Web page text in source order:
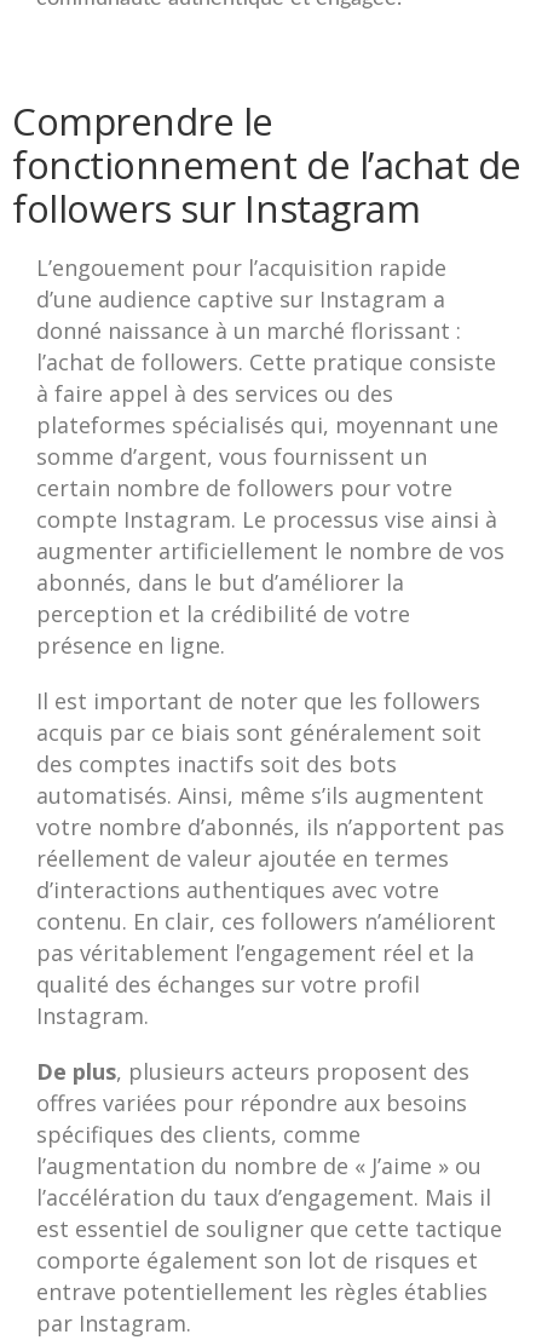
Comprendre le
fonctionnement de l’achat de
followers sur Instagram
L’engouement pour l’acquisition rapide
d’une audience captive sur Instagram a
donné naissance à un marché florissant :
l’achat de followers. Cette pratique consiste
à faire appel à des services ou des
plateformes spécialisés qui, moyennant une
somme d’argent, vous fournissent un
certain nombre de followers pour votre
compte Instagram. Le processus vise ainsi à
augmenter artificiellement le nombre de vos
abonnés, dans le but d’améliorer la
perception et la crédibilité de votre
présence en ligne.
Il est important de noter que les followers
acquis par ce biais sont généralement soit
des comptes inactifs soit des bots
automatisés. Ainsi, même s’ils augmentent
votre nombre d’abonnés, ils n’apportent pas
réellement de valeur ajoutée en termes
d’interactions authentiques avec votre
contenu. En clair, ces followers n’améliorent
pas véritablement l’engagement réel et la
qualité des échanges sur votre profil
Instagram.
De plus, plusieurs acteurs proposent des
offres variées pour répondre aux besoins
spécifiques des clients, comme
l’augmentation du nombre de « J’aime » ou
l’accélération du taux d’engagement. Mais il
est essentiel de souligner que cette tactique
comporte également son lot de risques et
entrave potentiellement les règles établies
par Instagram.